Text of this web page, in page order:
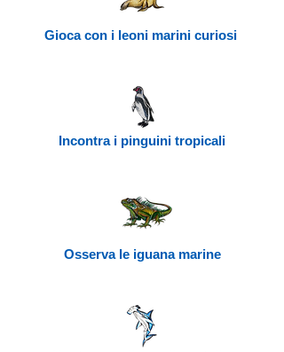
Gioca con i leoni marini curiosi
Incontra i pinguini tropicali
Osserva le iguana marine